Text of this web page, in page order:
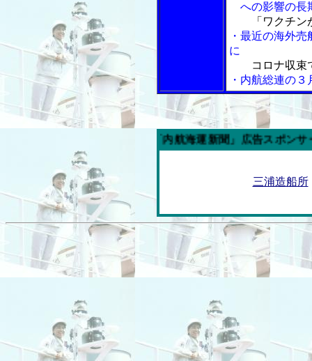
への影響の長
「ワクチ
・最近の海外
に
コロナ収束
・内航総連の
今週の「内航海運新聞」広告スポンサー企業
三浦造船所